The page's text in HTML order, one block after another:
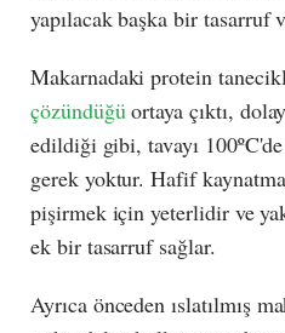
yapılacak başka bir tasarruf
Makarnadaki protein
çözündüğüortaya çıktı,
edildiği gibi, tavayı
gerek yoktur. Hafif
pişirmek için yeterlidir ve
ek bir tasarruf sağlar.
Ayrıca önceden ıslatılmış